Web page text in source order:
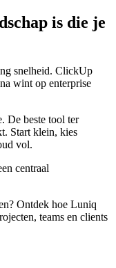
is die je
snelheid. ClickUp
wint op enterprise
De beste tool ter
Start klein, kies
vol.
centraal
Ontdek hoe Luniq
teams en clients